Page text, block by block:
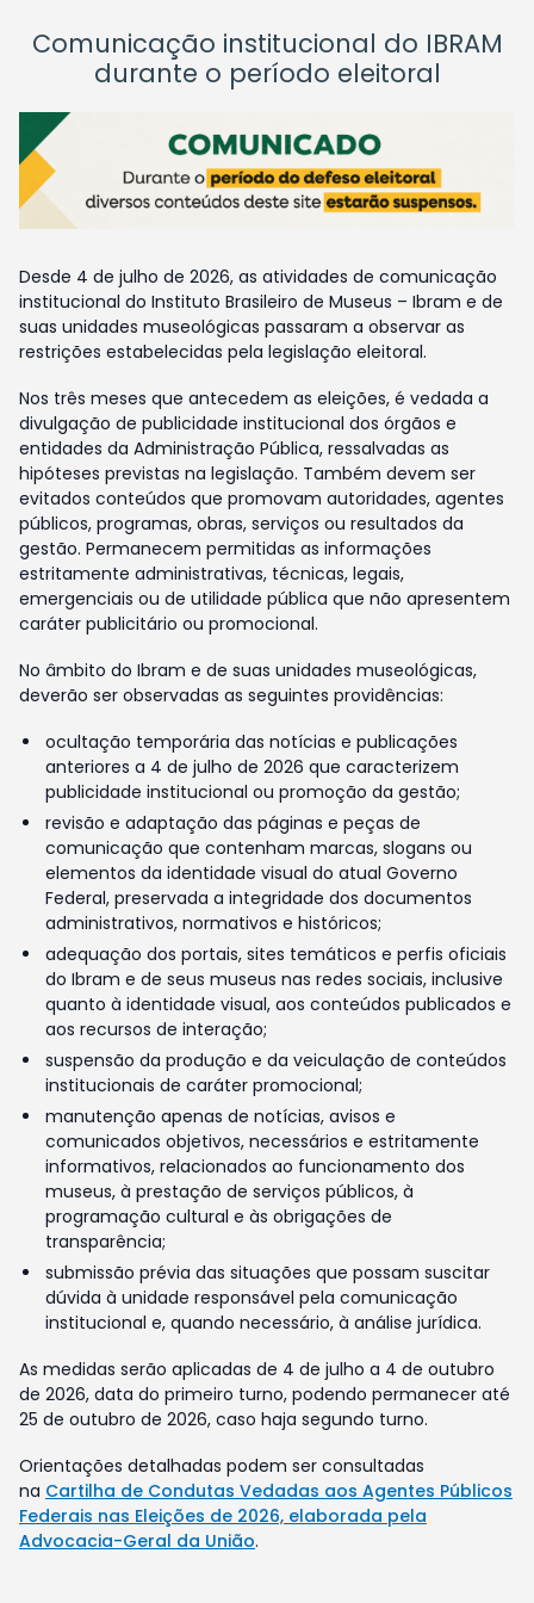
Comunicação institucional do IBRAM
durante o período eleitoral
Desde 4 de julho de 2026, as atividades de comunicação
institucional do Instituto Brasileiro de Museus – Ibram e de
suas unidades museológicas passaram a observar as
restrições estabelecidas pela legislação eleitoral.
Nos três meses que antecedem as eleições, é vedada a
divulgação de publicidade institucional dos órgãos e
entidades da Administração Pública, ressalvadas as
hipóteses previstas na legislação. Também devem ser
evitados conteúdos que promovam autoridades, agentes
públicos, programas, obras, serviços ou resultados da
gestão. Permanecem permitidas as informações
estritamente administrativas, técnicas, legais,
emergenciais ou de utilidade pública que não apresentem
caráter publicitário ou promocional.
No âmbito do Ibram e de suas unidades museológicas,
deverão ser observadas as seguintes providências:
ocultação temporária das notícias e publicações
anteriores a 4 de julho de 2026 que caracterizem
publicidade institucional ou promoção da gestão;
revisão e adaptação das páginas e peças de
comunicação que contenham marcas, slogans ou
elementos da identidade visual do atual Governo
Federal, preservada a integridade dos documentos
administrativos, normativos e históricos;
adequação dos portais, sites temáticos e perfis oficiais
do Ibram e de seus museus nas redes sociais, inclusive
quanto à identidade visual, aos conteúdos publicados e
aos recursos de interação;
suspensão da produção e da veiculação de conteúdos
institucionais de caráter promocional;
manutenção apenas de notícias, avisos e
comunicados objetivos, necessários e estritamente
informativos, relacionados ao funcionamento dos
museus, à prestação de serviços públicos, à
programação cultural e às obrigações de
transparência;
submissão prévia das situações que possam suscitar
dúvida à unidade responsável pela comunicação
institucional e, quando necessário, à análise jurídica.
As medidas serão aplicadas de 4 de julho a 4 de outubro
de 2026, data do primeiro turno, podendo permanecer até
25 de outubro de 2026, caso haja segundo turno.
Orientações detalhadas podem ser consultadas
na Cartilha de Condutas Vedadas aos Agentes Públicos
Federais nas Eleições de 2026, elaborada pela
Advocacia-Geral da União.